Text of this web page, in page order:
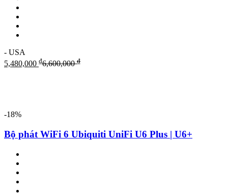
- USA
5,480,000 ₫6,600,000₫
-18%
Bộ phát WiFi 6 Ubiquiti UniFi U6 Plus | U6+